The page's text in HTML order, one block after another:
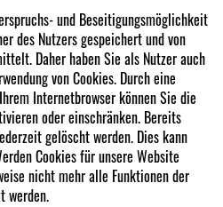
und Beseitigungsmöglichkeit
des Nutzers gespeichert und von
Daher haben Sie als Nutzer auch
von Cookies. Durch eine
Internetbrowser können Sie die
oder einschränken. Bereits
gelöscht werden. Dies kann
Cookies für unsere Website
nicht mehr alle Funktionen der
werden.